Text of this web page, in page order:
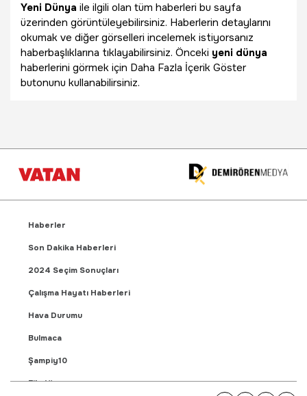
Yeni Dünya ile ilgili olan tüm haberleri bu sayfa
üzerinden görüntüleyebilirsiniz. Haberlerin detaylarını
okumak ve diğer görselleri incelemek istiyorsanız
haberbaşlıklarına tıklayabilirsiniz. Önceki yeni dünya
haberlerini görmek için Daha Fazla İçerik Göster
butonunu kullanabilirsiniz.
Haberler
Son Dakika Haberleri
2024 Seçim Sonuçları
Çalışma Hayatı Haberleri
Hava Durumu
Bulmaca
Şampiy10
Fikstür